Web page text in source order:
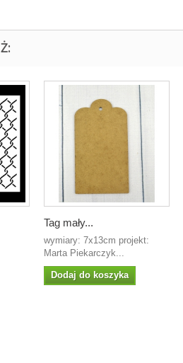
Tag mały...
wymiary: 7x13cm projekt:
Marta Piekarczyk...
Dodaj do koszyka